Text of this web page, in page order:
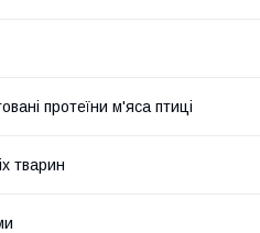
протеїни м'яса птиці
тварин